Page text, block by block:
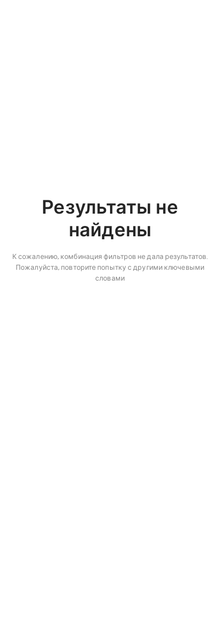
Результаты не
найдены
К сожалению, комбинация фильтров не дала результатов.
Пожалуйста, повторите попытку с другими ключевыми
словами